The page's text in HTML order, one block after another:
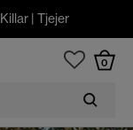
Killar| Tjejer
0